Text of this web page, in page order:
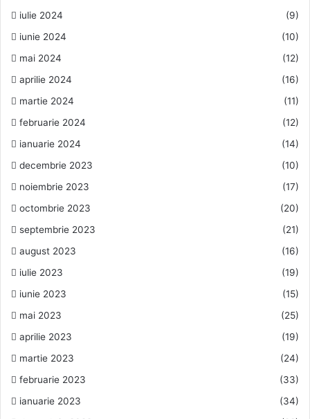
iulie 2024
(9)
iunie 2024
(10)
mai 2024
(12)
aprilie 2024
(16)
martie 2024
(11)
februarie 2024
(12)
ianuarie 2024
(14)
decembrie 2023
(10)
noiembrie 2023
(17)
octombrie 2023
(20)
septembrie 2023
(21)
august 2023
(16)
iulie 2023
(19)
iunie 2023
(15)
mai 2023
(25)
aprilie 2023
(19)
martie 2023
(24)
februarie 2023
(33)
ianuarie 2023
(34)